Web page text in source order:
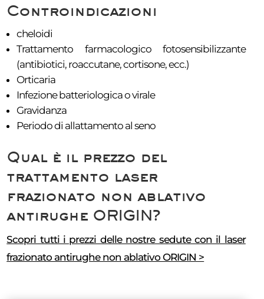
Controindicazioni
cheloidi
Trattamento farmacologico fotosensibilizzante
(antibiotici, roaccutane, cortisone, ecc.)
Orticaria
Infezione batteriologica o virale
Gravidanza
Periodo di allattamento al seno
Qual è il prezzo del
trattamento laser
frazionato non ablativo
antirughe ORIGIN?
Scopri tutti i prezzi delle nostre sedute con il laser
frazionato antirughe non ablativo ORIGIN >